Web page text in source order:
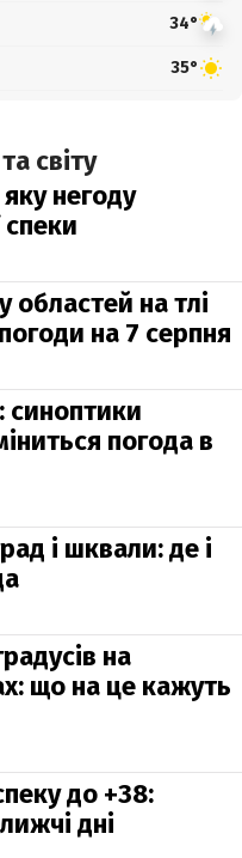
34°
35°
світу
негоду
спеки
областей на тлі
на 7 серпня
синоптики
погода в
і шквали: де і
на
що на це кажуть
до +38:
дні